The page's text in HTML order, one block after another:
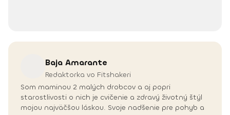
Baja Amarante
Redaktorka vo Fitshakeri
Som maminou 2 malých drobcov a aj popri
starostlivosti o nich je cvičenie a zdravý životný štýl
mojou najväčšou láskou. Svoje nadšenie pre pohyb a